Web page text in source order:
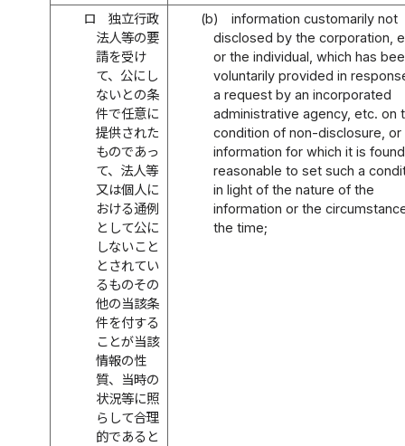
ロ
独立行政
法人等の要
請を受け
て、公にし
ないとの条
件で任意に
提供された
ものであっ
て、法人等
又は個人に
おける通例
として公に
しないこと
とされてい
るものその
他の当該条
件を付する
ことが当該
情報の性
質、当時の
状況等に照
らして合理
的であると
(b)
information customarily not
disclosed by the corporation,
or the individual, which has
voluntarily provided in
a request by an incorporated
administrative agency, etc. on
condition of non-disclosure, or
information for which it is found
reasonable to set such a
in light of the nature of the
information or the
the time;